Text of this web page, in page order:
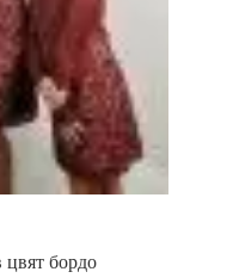
цвят бордо